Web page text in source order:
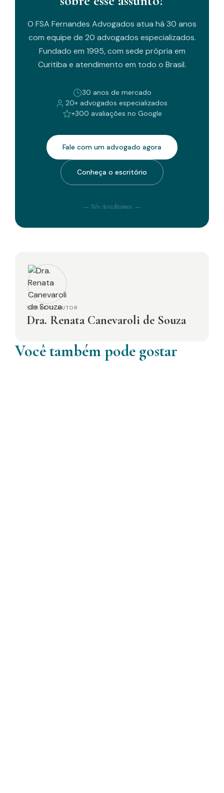
O FSA Fernandes Advogados atua há 30 anos
com equipe de 20 advogados especializados.
Fundado em 1995, com sede própria em
Curitiba e atendimento em todo o Brasil.
30 anos de mercado
20+ advogados especializados
+300 avaliações no Google
Fale com um advogado agora
Conheça o escritório
— Nós Acreditamos. —
SOBRE O AUTOR
Dra. Renata Canevaroli de Souza
Você também pode gostar